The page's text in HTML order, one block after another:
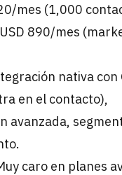
mes (1,000
890/mes
nativa con
en el contacto),
avanzada,
caro en planes